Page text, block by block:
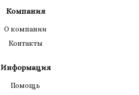
Компания
О компании
Контакты
Информация
Помощь